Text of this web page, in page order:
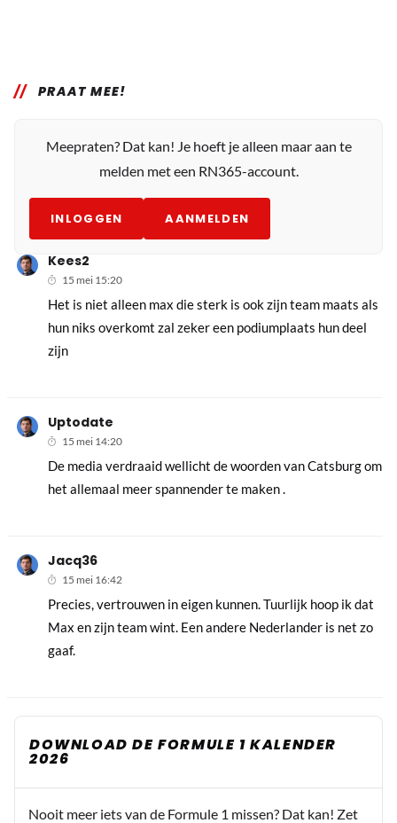
PRAAT MEE!
Meepraten? Dat kan! Je hoeft je alleen maar aan te
melden met een RN365-account.
INLOGGEN AANMELDEN
Uptodate
15 mei 14:20
De media verdraaid wellicht de woorden van Catsburg om
het allemaal meer spannender te maken .
Kees2
15 mei 15:20
Het is niet alleen max die sterk is ook zijn team maats als
hun niks overkomt zal zeker een podiumplaats hun deel
zijn
Jacq36
15 mei 16:42
Precies, vertrouwen in eigen kunnen. Tuurlijk hoop ik dat
Max en zijn team wint. Een andere Nederlander is net zo
gaaf.
DOWNLOAD DE FORMULE 1 KALENDER
2026
Nooit meer iets van de Formule 1 missen? Dat kan! Zet